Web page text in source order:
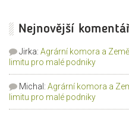
Nejnovější
Jirka: Agrární komora a
limitu pro malé podniky
Michal : Agrární komora a
limitu pro malé podniky